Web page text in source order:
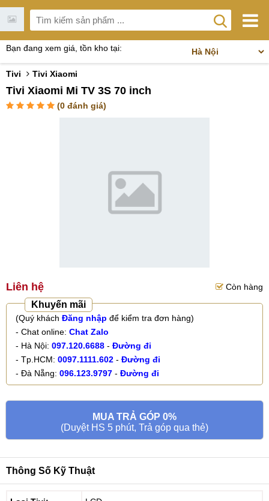
Bạn đang xem giá, tồn kho tại:
Tivi Tivi Xiaomi
Tivi Xiaomi Mi TV 3S 70 inch
(0 đánh giá)
Liên hệ Còn hàng
Khuyến mãi
(Quý khách Đăng nhập để kiểm tra đơn hàng)
- Chat online: Chat Zalo
- Hà Nội: 097.120.6688 - Đường đi
- Tp.HCM: 0097.1111.602 - Đường đi
- Đà Nẵng: 096.123.9797 - Đường đi
MUA TRẢ GÓP 0%
(Duyệt HS 5 phút, Trả góp qua thẻ)
Thông Số Kỹ Thuật